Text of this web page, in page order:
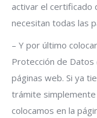
activar el certificado
necesitan todas las
– Y por último
Protección de Datos
páginas web. Si ya
trámite simplemente
colocamos en la